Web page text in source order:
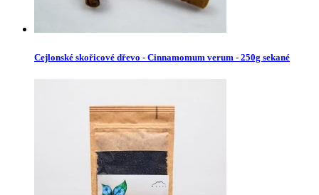
Cejlonské skořicové dřevo - Cinnamomum verum - 250g sekané